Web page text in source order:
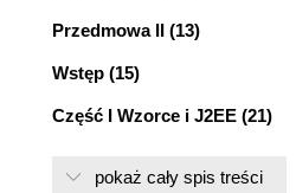
Przedmowa II (13)
Wstęp (15)
Część I Wzorce i J2EE (21)
pokaż cały spis treści